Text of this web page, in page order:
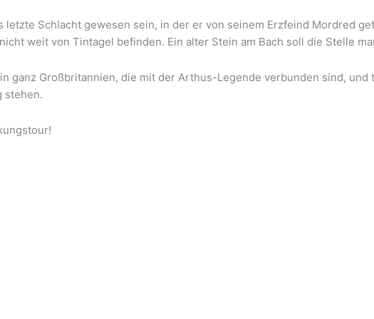
letzte Schlacht gewesen sein, in der er von seinem Erzfeind Mordred
weit von Tintagel befinden. Ein alter Stein am Bach soll die Stelle
ganz Großbritannien, die mit der Arthus-Legende verbunden sind,
stehen.